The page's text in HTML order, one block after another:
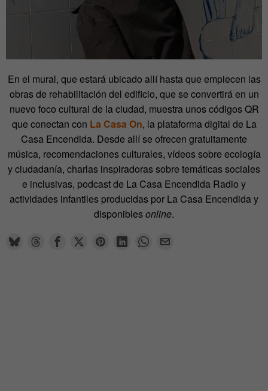
En el mural, que estará ubicado allí hasta que empiecen las
obras de rehabilitación del edificio, que se convertirá en un
nuevo foco cultural de la ciudad, muestra unos códigos QR
que conectan con La Casa On, la plataforma digital de La
Casa Encendida. Desde allí se ofrecen gratuitamente
música, recomendaciones culturales, vídeos sobre ecología
y ciudadanía, charlas inspiradoras sobre temáticas sociales
e inclusivas, podcast de La Casa Encendida Radio y
actividades infantiles producidas por La Casa Encendida y
disponiblesonline.